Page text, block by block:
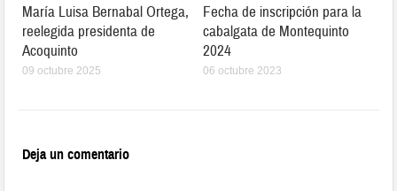
María Luisa Bernabal Ortega,
reelegida presidenta de
Acoquinto
09 octubre 2025
Fecha de inscripción para la
cabalgata de Montequinto
2024
06 octubre 2023
Deja un comentario